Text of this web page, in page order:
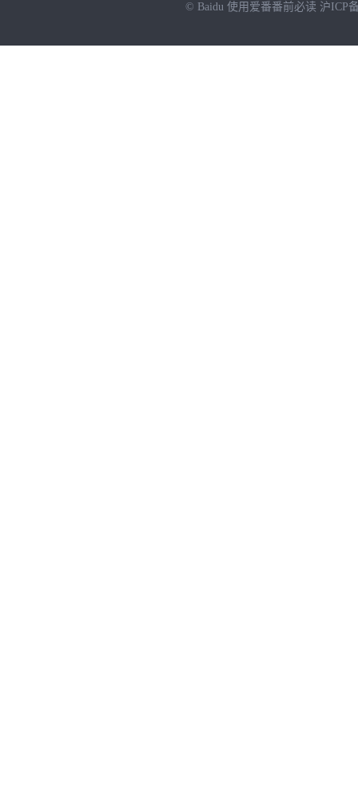
© Baidu 使用爱番番前必读 沪ICP